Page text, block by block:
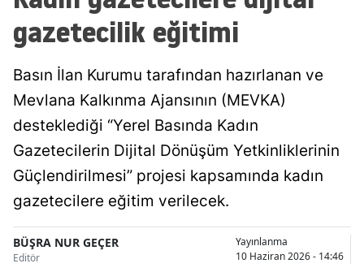
Artvin
Aydın
Bingöl
Bitlis
gazetecilik eğitimi
Basın İlan Kurumu tarafından hazırlanan ve
Mevlana Kalkınma Ajansının (MEVKA)
desteklediği “Yerel Basında Kadın
Gazetecilerin Dijital Dönüşüm Yetkinliklerinin
Güçlendirilmesi” projesi kapsamında kadın
gazetecilere eğitim verilecek.
BÜŞRA NUR GEÇER
Editör
Yayınlanma
10 Haziran 2026 - 14:46